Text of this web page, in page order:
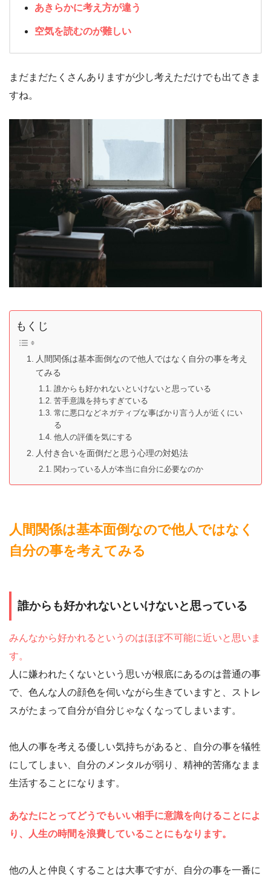
あきらかに考え方が違う
空気を読むのが難しい
まだまだたくさんありますが少し考えただけでも出てきま
すね。
もくじ
人間関係は基本面倒なので他人ではなく自分の事を考え
てみる
誰からも好かれないといけないと思っている
苦手意識を持ちすぎている
常に悪口などネガティブな事ばかり言う人が近くにい
る
他人の評価を気にする
人付き合いを面倒だと思う心理の対処法
関わっている人が本当に自分に必要なのか
人間関係は基本面倒なので他人ではなく
自分の事を考えてみる
誰からも好かれないといけないと思っている
みんなから好かれるというのはほぼ不可能に近いと思いま
す。
人に嫌われたくないという思いが根底にあるのは普通の事
で、色んな人の顔色を伺いながら生きていますと、ストレ
スがたまって自分が自分じゃなくなってしまいます。
他人の事を考える優しい気持ちがあると、自分の事を犠牲
にしてしまい、自分のメンタルが弱り、精神的苦痛なまま
生活することになります。
あなたにとってどうでもいい相手に意識を向けることによ
り、人生の時間を浪費していることにもなります。
他の人と仲良くすることは大事ですが、自分の事を一番に